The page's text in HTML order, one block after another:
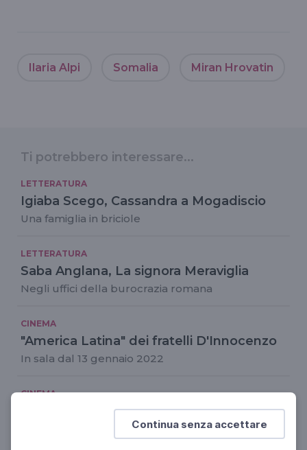
Continua senza accettare
Ilaria Alpi Somalia Miran Hrovatin
Ti potrebbero interessare...
LETTERATURA
Igiaba Scego, Cassandra a Mogadiscio
Una famiglia in briciole
LETTERATURA
Saba Anglana, La signora Meraviglia
Negli uffici della burocrazia romana
CINEMA
"America Latina" dei fratelli D'Innocenzo
In sala dal 13 gennaio 2022
CINEMA
"I figli di Caino" di Keti Stamo
Giornate degli autori Venezia 78